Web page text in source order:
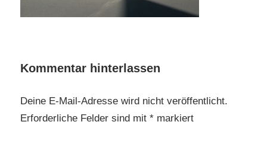
Kommentar hinterlassen
Deine E-Mail-Adresse wird nicht veröffentlicht.
Erforderliche Felder sind mit * markiert